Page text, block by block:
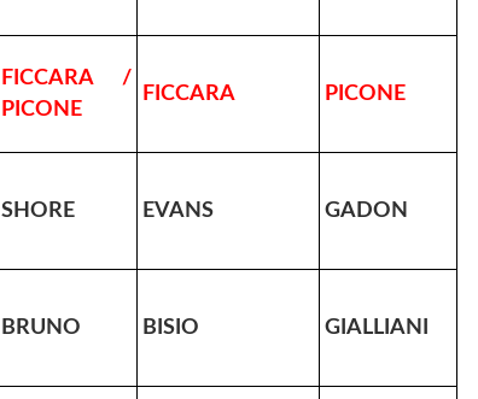
FICCARA /
PICONE
FICCARA PICONE
SHORE EVANS GADON
BRUNO BISIO GIALLIANI